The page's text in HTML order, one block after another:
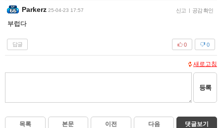
Parkerz 25-04-23 17:57 신고 | 공감 확인
부럽다
답글 0
0
새로고침
등록
목록 본문 이전 다음 댓글보기